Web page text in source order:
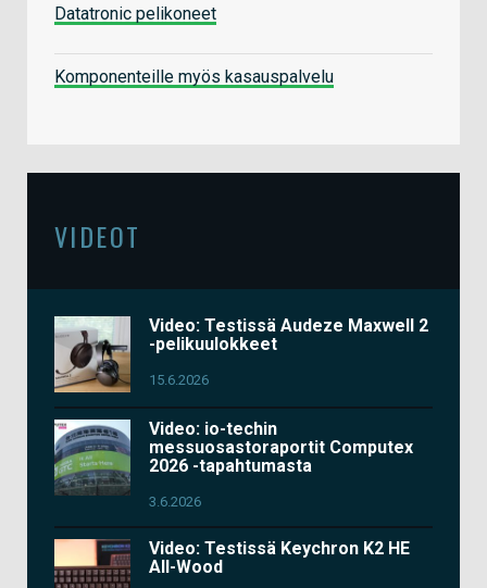
Datatronic pelikoneet
Komponenteille myös kasauspalvelu
VIDEOT
Video: Testissä Audeze Maxwell 2
-pelikuulokkeet
15.6.2026
Video: io-techin
messuosastoraportit Computex
2026 -tapahtumasta
3.6.2026
Video: Testissä Keychron K2 HE
All-Wood